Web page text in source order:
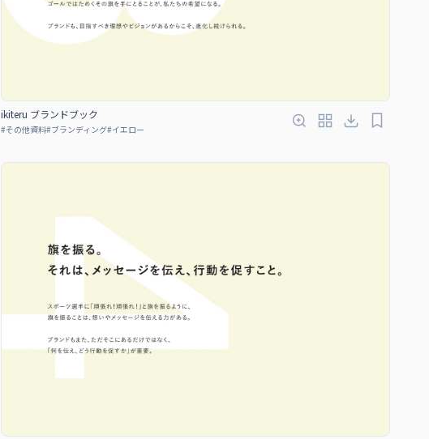
ikiteru ブランドブック
#その他資料#ブランディング#イエロー